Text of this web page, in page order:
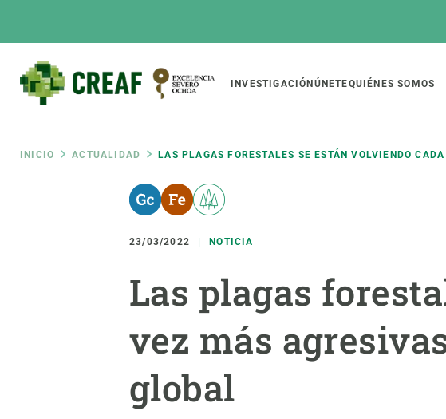
Main
navigation
INVESTIGACIÓN ÚNETEQUIÉNES SOMOS
Ruta
INICIO ACTUALIDAD LAS PLAGAS FORESTALES SE ESTÁN VOLVIENDO
23/03/2022 NOTICIA
Las plagas
vez más
global
Featured
responsive
Responsive
menu
SOBRE NOSOTROS
Organización institucional
Equidad, Diversidad e Inclusión (EDI)
Biodiversidad
Funcionamento de
Observación de la Tierra